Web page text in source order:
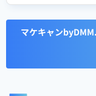
マケキャン